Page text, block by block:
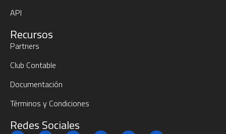
API
Recursos
Partners
Club Contable
Documentación
Términos y Condiciones
Redes Sociales